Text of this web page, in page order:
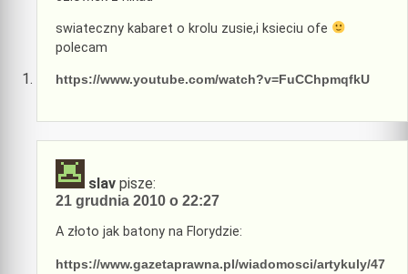
swiateczny kabaret o krolu zusie,i ksieciu ofe
polecam
https://www.youtube.com/watch?v=FuCChpmqfkU
slav pisze:
21 grudnia 2010 o 22:27
A złoto jak batony na Florydzie:
https://www.gazetaprawna.pl/wiadomosci/artykuly/47